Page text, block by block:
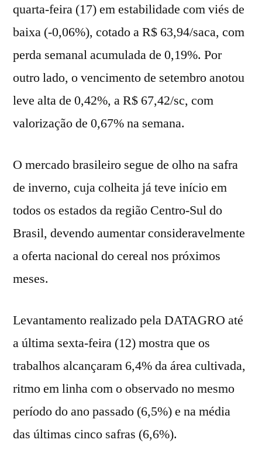
quarta-feira (17) em estabilidade com viés de
baixa (-0,06%), cotado a R$ 63,94/saca, com
perda semanal acumulada de 0,19%. Por
outro lado, o vencimento de setembro anotou
leve alta de 0,42%, a R$ 67,42/sc, com
valorização de 0,67% na semana.
O mercado brasileiro segue de olho na safra
de inverno, cuja colheita já teve início em
todos os estados da região Centro-Sul do
Brasil, devendo aumentar consideravelmente
a oferta nacional do cereal nos próximos
meses.
Levantamento realizado pela DATAGRO até
a última sexta-feira (12) mostra que os
trabalhos alcançaram 6,4% da área cultivada,
ritmo em linha com o observado no mesmo
período do ano passado (6,5%) e na média
das últimas cinco safras (6,6%).